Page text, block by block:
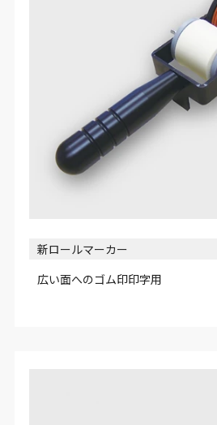
新ロールマーカー
広い面へのゴム印印字用